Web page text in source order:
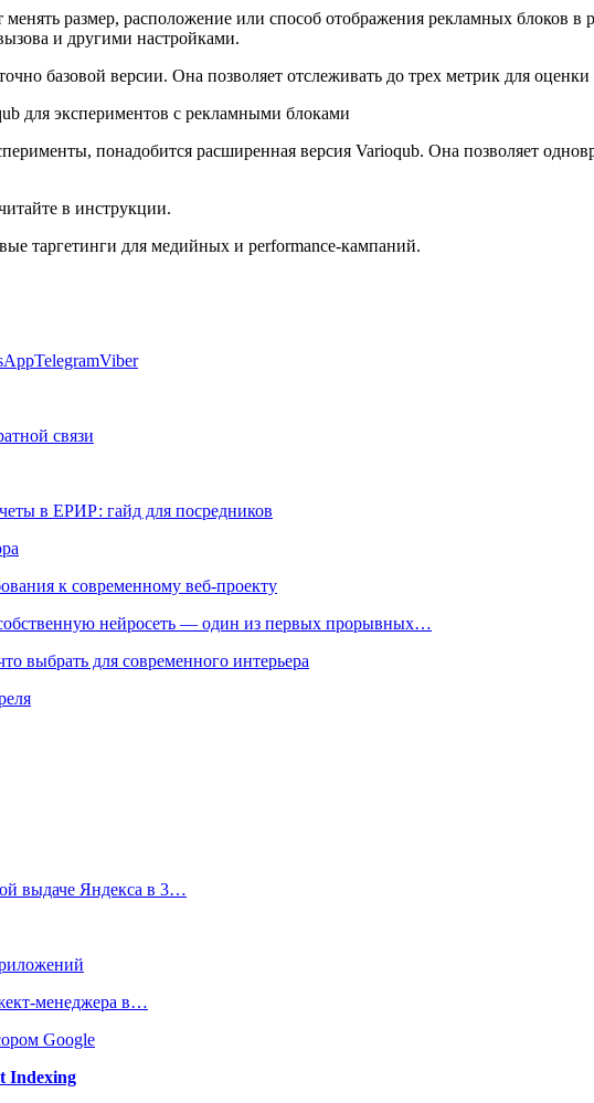
менять размер, расположение или способ отображения рекламных блоков в
и другими настройками.
базовой версии. Она позволяет отслеживать до трех метрик для оценки
понадобится расширенная версия Varioqub. Она позволяет
в инструкции.
таргетинги для медийных и performance-кампаний.
TelegramViber
связи
в ЕРИР: гайд для посредников
к современному веб-проекту
нейросеть — один из первых прорывных…
выбрать для современного интерьера
выдаче Яндекса в 3…
менеджера в…
Google
Indexing